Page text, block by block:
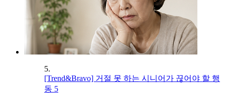
5.
[Trend&Bravo] 거절 못 하는 시니어가 끊어야 할 행
동 5